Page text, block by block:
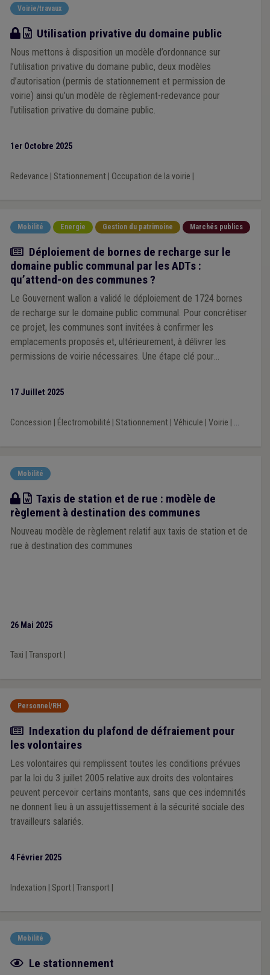
Voirie/travaux
Modèle
Utilisation privative du domaine public
Nous mettons à disposition un modèle d’ordonnance sur
l’utilisation privative du domaine public, deux modèles
d’autorisation (permis de stationnement et permission de
voirie) ainsi qu’un modèle de règlement-redevance pour
l'utilisation privative du domaine public.
1er Octobre 2025
Redevance Stationnement| Occupation de la voirie
Mobilité Energie Gestion du patrimoine Marchés publics
Article
Déploiement de bornes de recharge sur le
domaine public communal par les ADTs :
qu’attend-on des communes ?
Le Gouvernent wallon a validé le déploiement de 1724 bornes
de recharge sur le domaine public communal. Pour concrétiser
ce projet, les communes sont invitées à confirmer les
emplacements proposés et, ultérieurement, à délivrer les
permissions de voirie nécessaires. Une étape clé pour
17 Juillet 2025
Concession Électromobilité Stationnement| Véhicule Voirie ...
Mobilité
Modèle
Taxis de station et de rue : modèle de
règlement à destination des communes
Nouveau modèle de règlement relatif aux taxis de station et de
rue à destination des communes
26 Mai 2025
Taxi Transport|
Personnel/RH
Actualité
Indexation du plafond de défraiement pour
les volontaires
Les volontaires qui remplissent toutes les conditions prévues
par la loi du 3 juillet 2005 relative aux droits des volontaires
peuvent percevoir certains montants, sans que ces indemnités
ne donnent lieu à un assujettissement à la sécurité sociale des
travailleurs salariés.
4 Février 2025
Indexation Sport| Transport|
Mobilité
Fiche focus
Le stationnement